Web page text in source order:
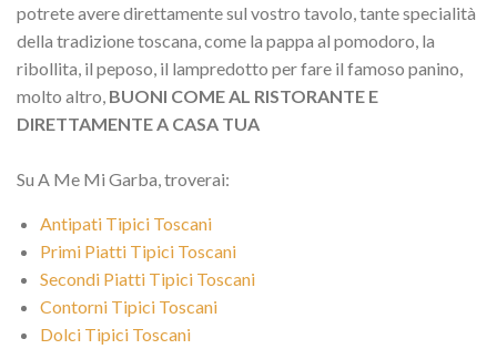
potrete avere direttamente sul vostro tavolo, tante specialità
della tradizione toscana, come la pappa al pomodoro, la
ribollita, il peposo, il lampredotto per fare il famoso panino,
molto altro, BUONI COME AL RISTORANTE E
DIRETTAMENTE A CASA TUA
Su A Me Mi Garba, troverai:
Antipati Tipici Toscani
Primi Piatti Tipici Toscani
Secondi Piatti Tipici Toscani
Contorni Tipici Toscani
Dolci Tipici Toscani